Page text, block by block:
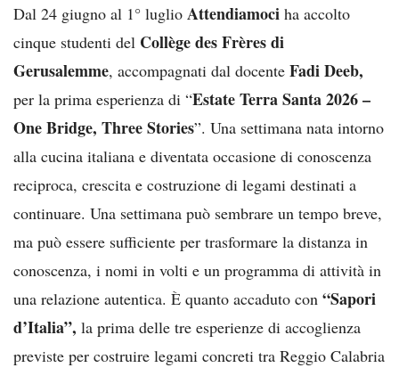
Dal 24 giugno al 1° luglio Attendiamoci ha accolto
cinque studenti del Collège des Frères di
Gerusalemme, accompagnati dal docente Fadi Deeb,
per la prima esperienza di “Estate Terra Santa 2026 –
One Bridge, Three Stories”. Una settimana nata intorno
alla cucina italiana e diventata occasione di conoscenza
reciproca, crescita e costruzione di legami destinati a
continuare. Una settimana può sembrare un tempo breve,
ma può essere sufficiente per trasformare la distanza in
conoscenza, i nomi in volti e un programma di attività in
una relazione autentica. È quanto accaduto con “Sapori
d’Italia”, la prima delle tre esperienze di accoglienza
previste per costruire legami concreti tra Reggio Calabria